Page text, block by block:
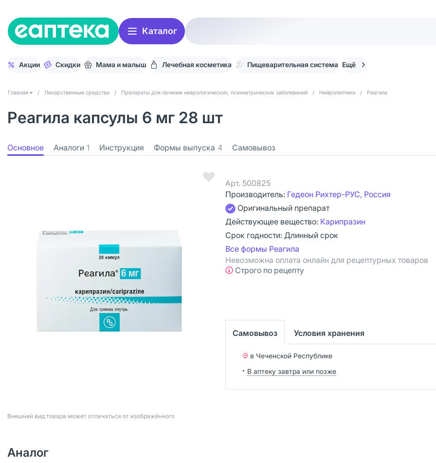
Каталог
Акции Скидки Мама и малыш Лечебная косметика Пищеварительная система Ещё
Главная / Лекарственные средства / Препараты для лечения неврологических, психиатрических заболеваний / Нейролептики / Реагила
Реагила капсулы 6 мг 28 шт
Основное Аналоги 1 Инструкция Формы выпуска 4 Самовывоз
Bнешний вид товара может отличаться от изображённого
Арт. 500825
Производитель: Гедеон Рихтер-РУС, Россия
Оригинальный препарат
Действующее вещество: Карипразин
Срок годности: Длинный срок
Все формы Реагила
Невозможна оплата онлайн для рецептурных товаров
Строго по рецепту
Самовывоз Условия хранения
в Чеченской Республике
В аптеку завтра или позже
Аналог